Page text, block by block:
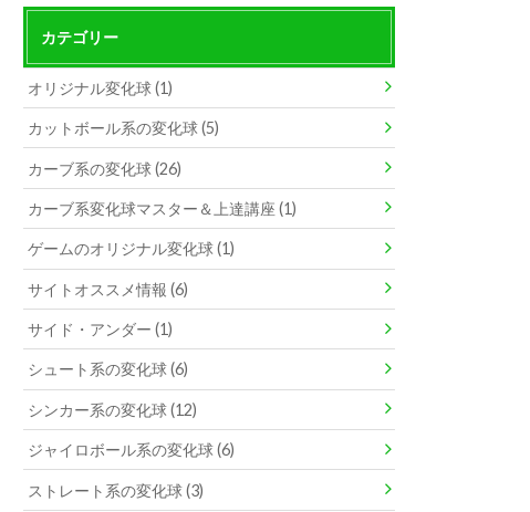
カテゴリー
オリジナル変化球 (1)
カットボール系の変化球 (5)
カーブ系の変化球 (26)
カーブ系変化球マスター＆上達講座 (1)
ゲームのオリジナル変化球 (1)
サイトオススメ情報 (6)
サイド・アンダー (1)
シュート系の変化球 (6)
シンカー系の変化球 (12)
ジャイロボール系の変化球 (6)
ストレート系の変化球 (3)